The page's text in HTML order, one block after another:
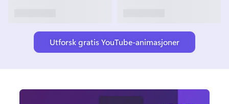
Utforsk gratis YouTube-animasjoner